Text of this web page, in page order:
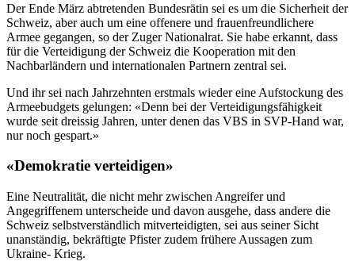
Der Ende März abtretenden Bundesrätin sei es um die Sicherheit der
Schweiz, aber auch um eine offenere und frauenfreundlichere
Armee gegangen, so der Zuger Nationalrat. Sie habe erkannt, dass
für die Verteidigung der Schweiz die Kooperation mit den
Nachbarländern und internationalen Partnern zentral sei.
Und ihr sei nach Jahrzehnten erstmals wieder eine Aufstockung des
Armeebudgets gelungen: «Denn bei der Verteidigungsfähigkeit
wurde seit dreissig Jahren, unter denen das VBS in SVP-Hand war,
nur noch gespart.»
«Demokratie verteidigen»
Eine Neutralität, die nicht mehr zwischen Angreifer und
Angegriffenem unterscheide und davon ausgehe, dass andere die
Schweiz selbstverständlich mitverteidigten, sei aus seiner Sicht
unanständig, bekräftigte Pfister zudem frühere Aussagen zum
Ukraine- Krieg.